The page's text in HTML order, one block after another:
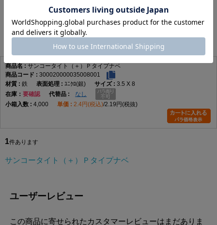
サンコータイト（＋）Ｐタイプナベ
サンコータイト（＋）Ｐタイプナベ
300020000035008001
鉄
ﾕﾆｸﾛ(銀)
3.5 X 8
在庫
要確認
なし
4,000
2.4円(税込) 2.19円(税抜)
1件あります
サンコータイト（＋）Ｐタイプナベ
ユーザーレビュー
この商品に寄せられたカスタマーレビューはまだありま